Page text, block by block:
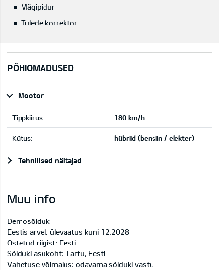
Mägipidur
Tulede korrektor
PÕHIOMADUSED
Mootor
Tippkiirus: 180 km/h
Kütus: hübriid (bensiin / elekter)
Tehnilised näitajad
Muu info
Demosõiduk
Eestis arvel, ülevaatus kuni 12.2028
Ostetud riigist: Eesti
Sõiduki asukoht: Tartu, Eesti
Vahetuse võimalus: odavama sõiduki vastu